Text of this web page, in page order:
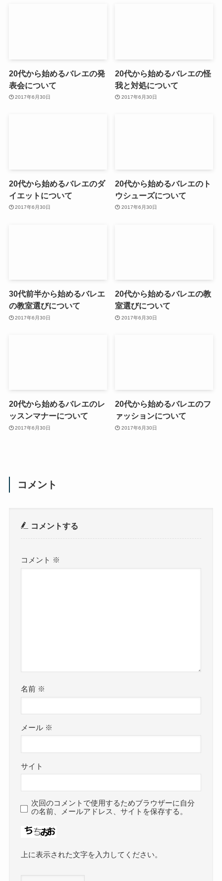
20代から始めるバレエの発
表会について
2017年6月30日
20代から始めるバレエの怪
我と対処について
2017年6月30日
20代から始めるバレエのダ
イエットについて
2017年6月30日
20代から始めるバレエのト
ウシューズについて
2017年6月30日
30代前半から始めるバレエ
の教室選びについて
2017年6月30日
20代から始めるバレエの教
室選びについて
2017年6月30日
20代から始めるバレエのレ
ッスンマナーについて
2017年6月30日
20代から始めるバレエのフ
ァッションについて
2017年6月30日
コメント
コメントする
コメント ※
名前 ※
メール ※
サイト
次回のコメントで使用するためブラウザーに自分
の名前、メールアドレス、サイトを保存する。
上に表示された文字を入力してください。